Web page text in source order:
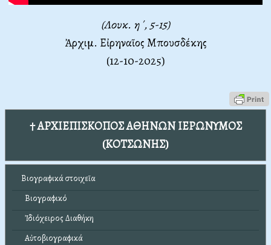
(Λουκ. η΄, 5-15)
Ἀρχιμ. Εἰρηναῖος Μπουσδέκης
(12-10-2025)
† ΑΡΧΙΕΠΙΣΚΟΠΟΣ ΑΘΗΝΩΝ ΙΕΡΩΝΥΜΟΣ
(ΚΟΤΣΩΝΗΣ)
Βιογραφικά στοιχεῖα
Βιογραφικό
Ἰδιόχειρος Διαθήκη
Αὐτοβιογραφικά